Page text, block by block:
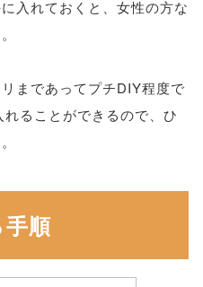
入れておくと、女性の方な
まであってプチDIY程度で
ることができるので、ひ
順